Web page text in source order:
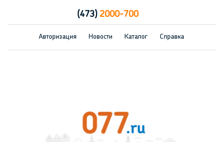
(473)2000-700
Авторизация Новости Каталог Справка